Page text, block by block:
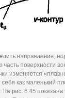
направление,
поверхности
изменяется
как маленький
рис. 6.45 показана